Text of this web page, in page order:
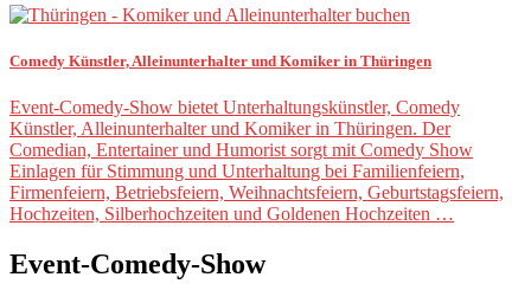
Comedy Künstler, Alleinunterhalter und Komiker in Thüringen
Event-Comedy-Show bietet Unterhaltungskünstler, Comedy
Künstler, Alleinunterhalter und Komiker in Thüringen. Der
Comedian, Entertainer und Humorist sorgt mit Comedy Show
Einlagen für Stimmung und Unterhaltung bei Familienfeiern,
Firmenfeiern, Betriebsfeiern, Weihnachtsfeiern, Geburtstagsfeiern,
Hochzeiten, Silberhochzeiten und Goldenen Hochzeiten …
Event-Comedy-Show